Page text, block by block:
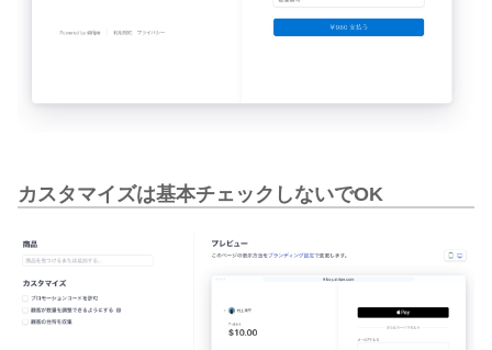
カスタマイズは基本チェックしないでOK